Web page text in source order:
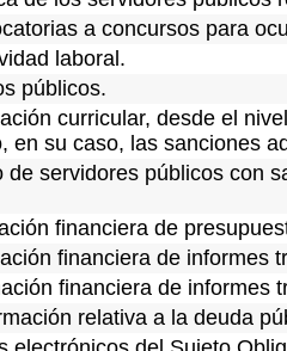
a concursos para
laboral.
públicos.
curricular, desde el
en su caso, las sanciones
de servidores públicos con
financiera de
financiera de informes
financiera de informes
relativa a la deuda